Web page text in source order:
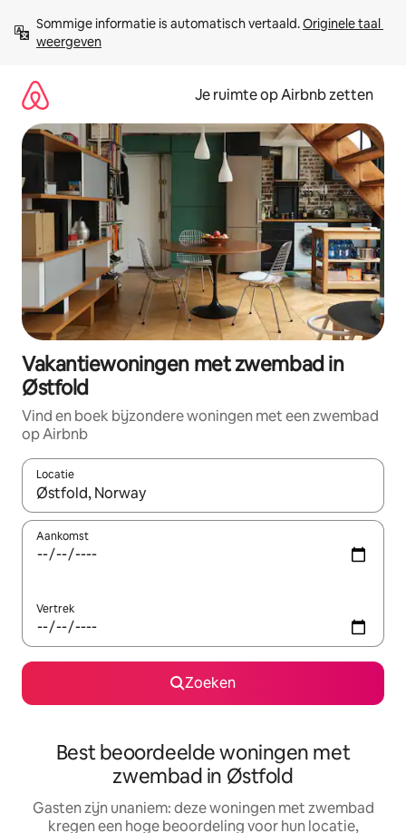
direct
naar
Sommige informatie is automatisch vertaald. Originele taal
weergeven
Je ruimte op Airbnb zetten
Vakantiewoningen met zwembad in
Østfold
Vind en boek bijzondere woningen met een zwembad
op Airbnb
Locatie
Wanneer er suggesties beschikbaar zijn, maak je een keuze
Aankomst
Vertrek
Zoeken
Best beoordeelde woningen met
zwembad in Østfold
Gasten zijn unaniem: deze woningen met zwembad
kregen een hoge beoordeling voor hun locatie,